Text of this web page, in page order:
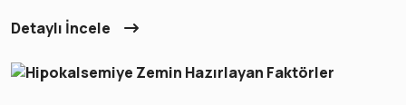
Detaylı İncele